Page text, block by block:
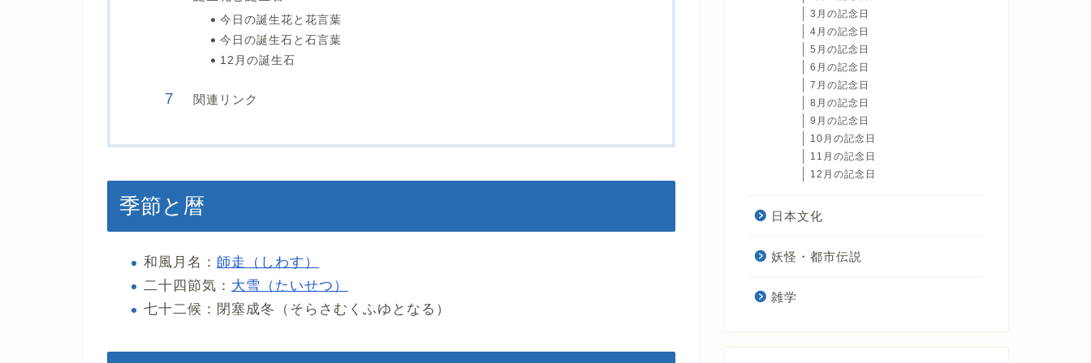
今日の誕生花と花言葉
今日の誕生石と石言葉
12月の誕生石
関連リンク
季節と暦
和風月名： 師走（しわす）
二十四節気： 大雪（たいせつ）
七十二候：閉塞成冬（そらさむくふゆとなる）
3月の記念日
4月の記念日
5月の記念日
6月の記念日
7月の記念日
8月の記念日
9月の記念日
10月の記念日
11月の記念日
12月の記念日
日本文化
妖怪・都市伝説
雑学